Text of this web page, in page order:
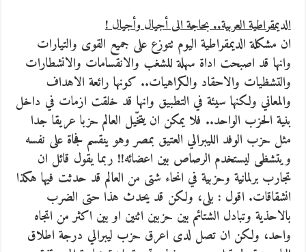
الديمقراطية العربية.. بحاجة الى أجيال وأجيال !
ان مشكلة الديمقراطية اليوم تتوزع على جميع القوى والتيارات
وانها قد اصبحت اداة سهلة للشغب والانقسامات والانشطارات
والتشظيات والاحقاد والكراهيات.. كونها رائعة الاهداف
والمعاني ولكنها سيئة في التطبيق وانها قد خلقت ازمات في داخل
بنية الحزب الواحد.. فلا يمكن ان يتخّيل العالم حزبا عريقا جدا
مثل حزب الوفد الليبرالي العتيق بمصر وهو ينقسم فجاة على نفسه
ويتشظى ليستخدم الرصاص بين اعضائه!! ربما يقول قائل ان
تجارب برلمانية وحزبية في انحاء شتى من العالم قد حدثت فيها هكذا
انشقاقات. اقول : بلى، ولكن قد يحدث هذا حتى الضرب
بالاحذية وتبادل الشتائم بين حزبين اثنين او بين اكثر من اتجاه
واحد، ولكن ان تصل لدى اعرق حزب ليبرالي درجة اطلاق